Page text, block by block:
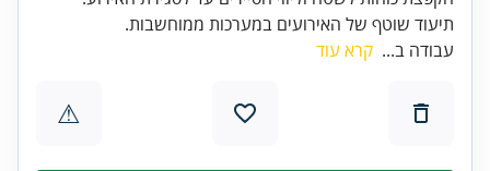
תיעוד שוטף של האירועים במערכות ממוחשבות.
עבודה ב... קרא עוד
⚠